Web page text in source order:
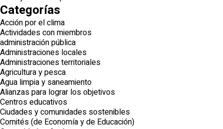
Categorías
Acción por el clima
Actividades con miembros
administración pública
Administraciones locales
Administraciones territoriales
Agricultura y pesca
Agua limpia y saneamiento
Alianzas para lograr los objetivos
Centros educativos
Ciudades y comunidades sostenibles
Comités (de Economía y de Educación)